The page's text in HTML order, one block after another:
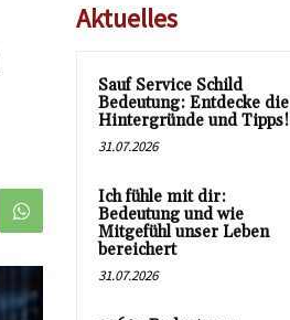
Aktuelles
Sauf Service Schild
Bedeutung: Entdecke die
Hintergründe und Tipps!
31.07.2026
Ich fühle mit dir:
Bedeutung und wie
Mitgefühl unser Leben
bereichert
31.07.2026